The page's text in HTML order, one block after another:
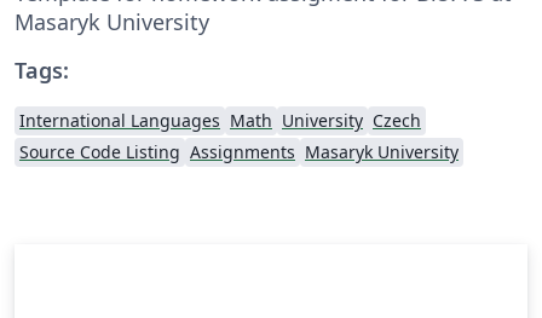
Masaryk University
Tags:
International Languages Math University Czech
Source Code Listing Assignments Masaryk University